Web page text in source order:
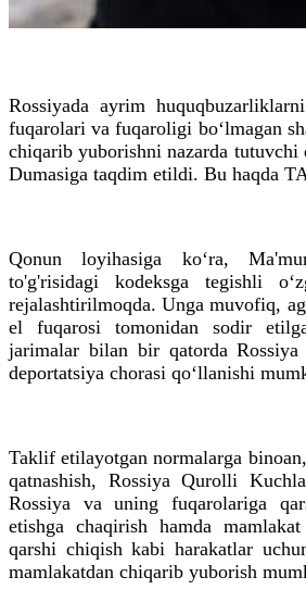
Rossiyada ayrim
fuqarolari va fuqaroligi bo‘lmagan
chiqarib yuborishni nazarda
Dumasiga taqdim etildi. Bu haqda
Qonun loyihasiga ko‘ra,
to'g'risidagi kodeksga tegishli
rejalashtirilmoqda. Unga muvofiq,
el fuqarosi tomonidan sodir
jarimalar bilan bir qatorda Rossiya
deportatsiya chorasi qo‘llanishi
Taklif etilayotgan normalarga
qatnashish, Rossiya Qurolli
Rossiya va uning fuqarolariga
etishga chaqirish hamda
qarshi chiqish kabi harakatlar
mamlakatdan chiqarib yuborish